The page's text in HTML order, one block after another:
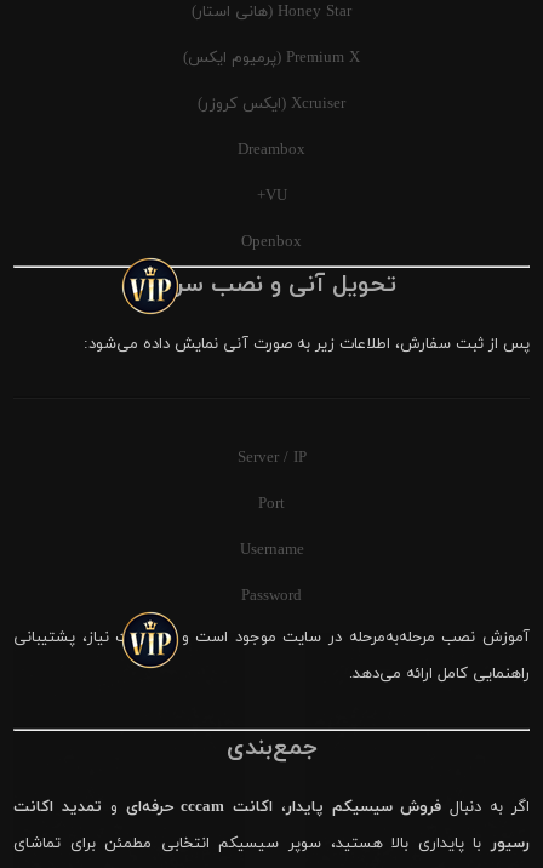
Honey Star (هانی استار)
Premium X (پرمیوم ایکس)
Xcruiser (ایکس کروزر)
Dreambox
VU+
Openbox
تحویل آنی و نصب سریع
پس از ثبت سفارش، اطلاعات زیر به صورت آنی نمایش داده می‌شود:
Server / IP
Port
Username
Password
آموزش نصب مرحله‌به‌مرحله در سایت موجود است و در صورت نیاز، پشتیبانی
راهنمایی کامل ارائه می‌دهد.
جمع‌بندی
اگر به دنبال فروش سیسیکم پایدار، اکانت cccam حرفه‌ای و تمدید اکانت
رسیور با پایداری بالا هستید، سوپر سیسیکم انتخابی مطمئن برای تماشای